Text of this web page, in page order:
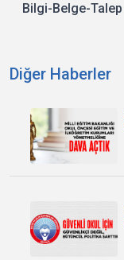
Bilgi-Belge-Talep
Diğer Haberler